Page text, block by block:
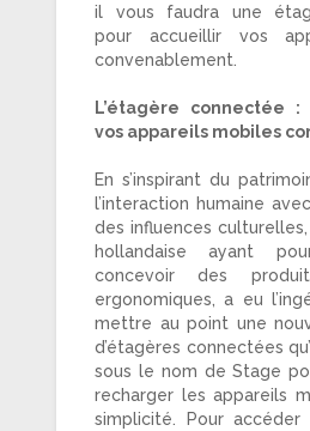
il vous faudra une
pour accueillir vos
convenablement.
L’étagère connectée
vos appareils mobiles
En s’inspirant du
l’interaction humaine
des influences
hollandaise ayant
concevoir des
ergonomiques, a eu
mettre au point une
d’étagères connectées
sous le nom de Stage
recharger les appareils
simplicité. Pour